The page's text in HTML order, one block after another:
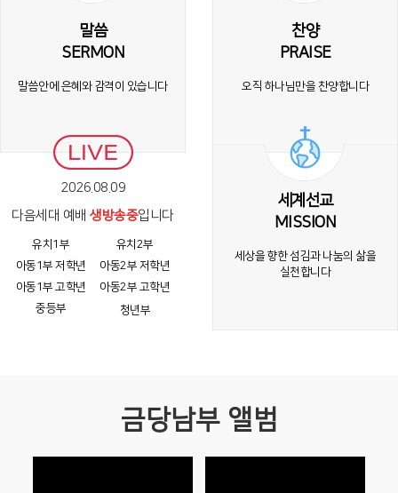
말씀
SERMON
말씀안에 은혜와 감격이 있습니다
찬양
PRAISE
오직 하나님만을 찬양합니다
2026.08.09
다음세대 예배생방송중입니다
유치1부
유치2부
아동1부 저학년
아동2부 저학년
아동1부 고학년
아동2부 고학년
중등부
청년부
세계선교
MISSION
세상을 향한 섬김과 나눔의 삶을
실천합니다
금당남부 앨범